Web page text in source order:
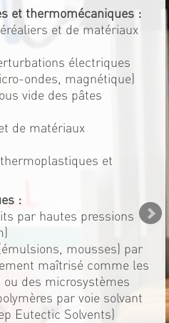
et thermomécaniques :
et de matériaux
électriques
ondes, magnétique)
vide des pâtes
de matériaux
et
:
par hautes pressions
mousses) par
maîtrisé comme les
des microsystèmes
par voie solvant
Eutectic Solvents)